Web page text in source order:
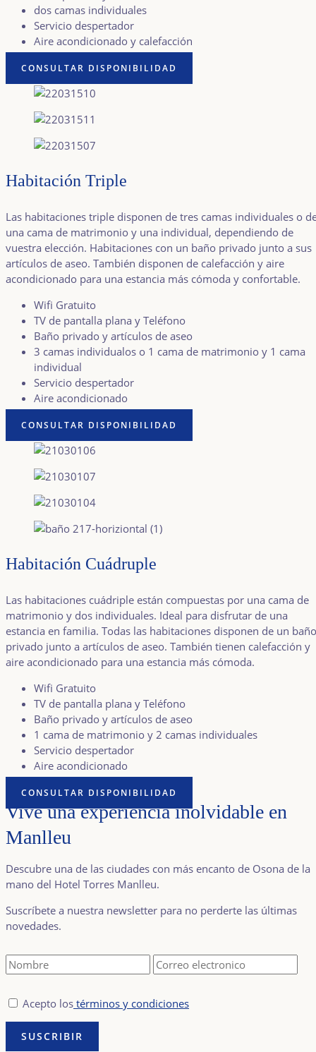
dos camas individuales
Servicio despertador
Aire acondicionado y calefacción
CONSULTAR DISPONIBILIDAD
Habitación Triple
Las habitaciones triple disponen de tres camas individuales o
una cama de matrimonio y una individual, dependiendo de
vuestra elección. Habitaciones con un baño privado junto a sus
artículos de aseo. También disponen de calefacción y aire
acondicionado para una estancia más cómoda y confortable.
Wifi Gratuito
TV de pantalla plana y Teléfono
Baño privado y artículos de aseo
3 camas individualos o 1 cama de matrimonio y 1 cama
individual
Servicio despertador
Aire acondicionado
CONSULTAR DISPONIBILIDAD
Habitación Cuádruple
Las habitaciones cuádriple están compuestas por una cama de
matrimonio y dos individuales. Ideal para disfrutar de una
estancia en familia. Todas las habitaciones disponen de un baño
privado junto a artículos de aseo. También tienen calefacción y
aire acondicionado para una estancia más cómoda.
Wifi Gratuito
TV de pantalla plana y Teléfono
Baño privado y artículos de aseo
1 cama de matrimonio y 2 camas individuales
Servicio despertador
Aire acondicionado
CONSULTAR DISPONIBILIDAD
Vive una experiencia inolvidable en
Manlleu
Descubre una de las ciudades con más encanto de Osona de la
mano del Hotel Torres Manlleu.
Suscríbete a nuestra newsletter para no perderte las últimas
novedades.
Acepto los términos y condiciones